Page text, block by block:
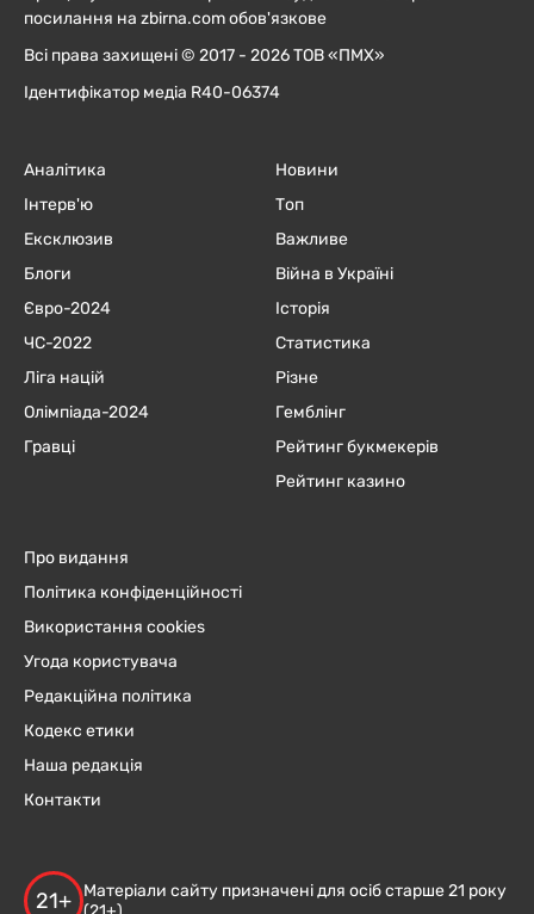
посилання на zbirna.com обов'язкове
Всі права захищені © 2017 - 2026 ТОВ «ПМХ»
Ідентифікатор медіа R40-06374
Аналітика
Інтерв'ю
Ексклюзив
Блоги
Євро-2024
ЧC-2022
Ліга націй
Олімпіада-2024
Гравці
Новини
Топ
Важливе
Війна в Україні
Історія
Статистика
Різне
Гемблінг
Рейтинг букмекерів
Рейтинг казино
Про видання
Політика конфіденційності
Використання cookies
Угода користувача
Редакційна політика
Кодекс етики
Наша редакція
Контакти
21+
Матеріали сайту призначені для осіб старше 21 року